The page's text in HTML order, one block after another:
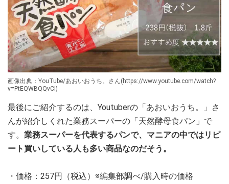
画像出典：YouTube/あおいおうち。さん(https://www.youtube.com/watch?
v=PtEQWBQQvCI)
最後にご紹介するのは、Youtuberの「あおいおうち。」さ
んが紹介しくれた業務スーパーの「天然酵母食パン」で
す。 業務スーパーを代表するパンで、マニアの中ではリピ
ート買いしている人も多い商品なのだそう。
・価格：257円（税込）※編集部調べ/購入時の価格